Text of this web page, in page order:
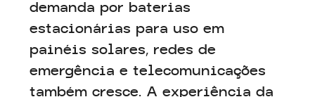
demanda por baterias
estacionárias para uso em
painéis solares, redes de
emergência e telecomunicações
também cresce. A experiência da